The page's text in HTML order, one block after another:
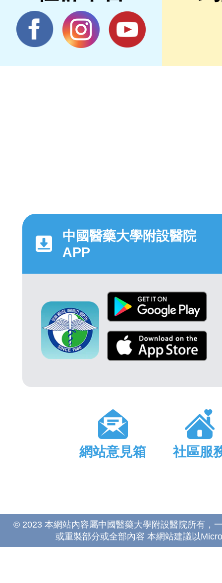
中國醫藥大學附設醫院
APP
網站意見箱 社區服
© 2023 本網站內容屬中國醫藥大學附設醫院所有，
或重製部分或全部內容 本網站建議以